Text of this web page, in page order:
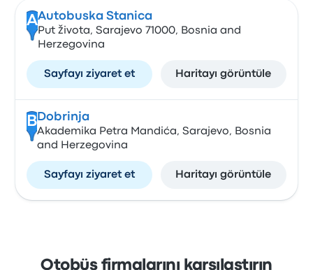
AAutobuska Stanica
Put života, Sarajevo 71000, Bosnia and
Herzegovina
Sayfayı ziyaret et Haritayı görüntüle
B Dobrinja
Akademika Petra Mandića, Sarajevo, Bosnia
and Herzegovina
Sayfayı ziyaret et Haritayı görüntüle
Otobüs firmalarını karşılaştırın